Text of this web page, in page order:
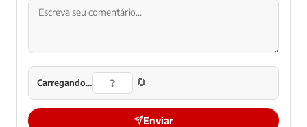
Carregando... 🔄
Enviar